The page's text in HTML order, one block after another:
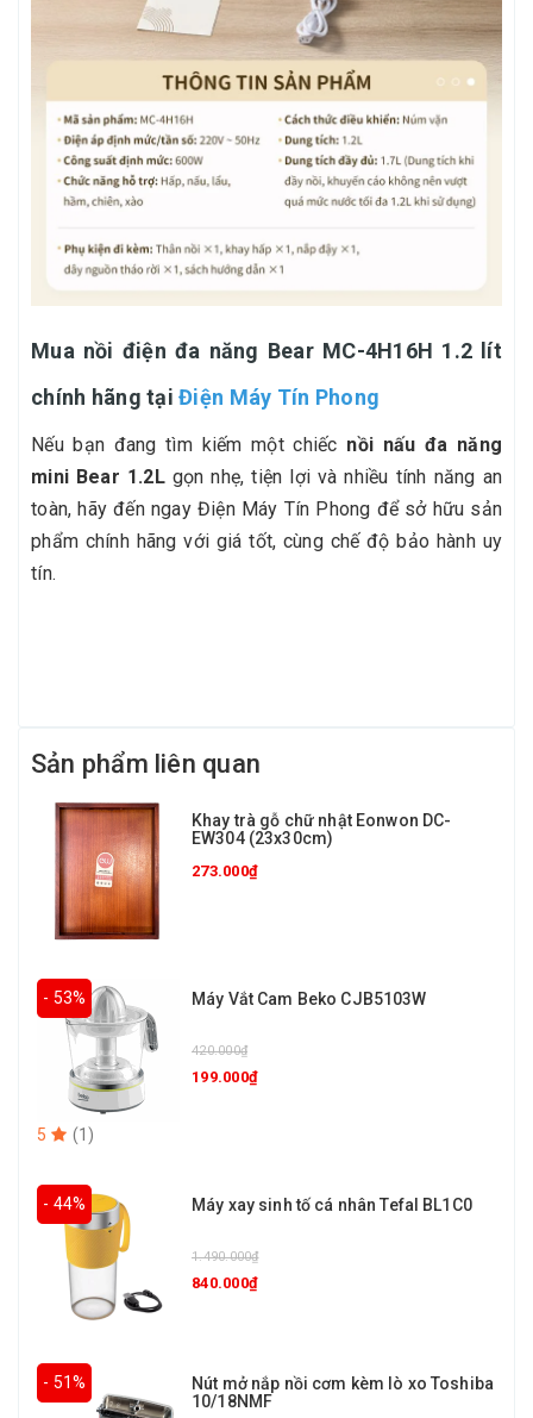
Mua nồi điện đa năng Bear MC-4H16H 1.2 lít
chính hãng tạiĐiện Máy Tín Phong
Nếu bạn đang tìm kiếm một chiếc nồi nấu đa năng
mini Bear 1.2Lgọn nhẹ, tiện lợi và nhiều tính năng an
toàn, hãy đến ngay Điện Máy Tín Phong để sở hữu sản
phẩm chính hãng với giá tốt, cùng chế độ bảo hành uy
tín.
Sản phẩm liên quan
Khay trà gỗ chữ nhật Eonwon DC-
EW304 (23x30cm)
273.000₫
- 53% Máy Vắt Cam Beko CJB5103W
420.000₫
199.000₫
5 (1 )
- 44% Máy xay sinh tố cá nhân Tefal BL1C0
1.490.000₫
840.000₫
- 51%
Nút mở nắp nồi cơm kèm lò xo Toshiba
10/18NMF